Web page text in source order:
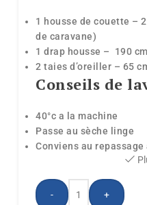
1 housse de couette –
de caravane)
1 drap housse – 190
2 taies d’oreiller – 65
Conseils de
40°c a la machine
Passe au sèche linge
Conviens au repassage
- +